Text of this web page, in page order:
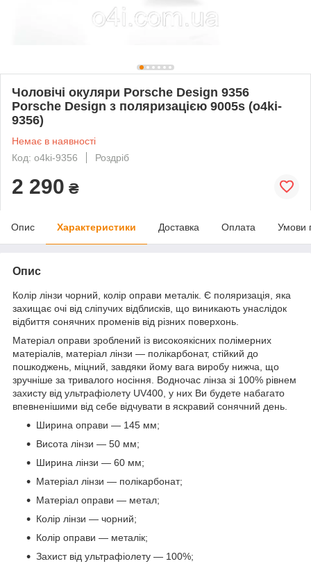
Чоловічі окуляри Porsche Design 9356
Porsche Design з поляризацією 9005s (o4ki-
9356)
Немає в наявності
Код: o4ki-9356
Роздріб
2 290 ₴
Опис Характеристики Доставка Оплата Умови
Опис
Колір лінзи чорний, колір оправи металік. Є поляризація, яка
захищає очі від сліпучих відблисків, що виникають унаслідок
відбиття сонячних променів від різних поверхонь.
Матеріал оправи зроблений із високоякісних полімерних
матеріалів, матеріал лінзи — полікарбонат, стійкий до
пошкоджень, міцний, завдяки йому вага виробу нижча, що
зручніше за тривалого носіння. Водночас лінза зі 100% рівнем
захисту від ультрафіолету UV400, у них Ви будете набагато
впевненішими від себе відчувати в яскравий сонячний день.
Ширина оправи — 145 мм;
Висота лінзи — 50 мм;
Ширина лінзи — 60 мм;
Матеріал лінзи — полікарбонат;
Матеріал оправи — метал;
Колір лінзи — чорний;
Колір оправи — металік;
Захист від ультрафіолету — 100%;